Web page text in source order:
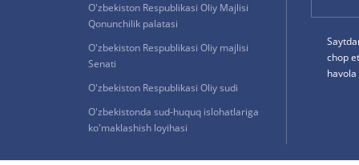
O'zbekiston Respublikasi Oliy Majlisi
Qonunchilik palatasi
O'zbekiston Respublikasi Oliy majlisi
Senati
O'zbekiston Respublikasi Oliy sudi
O'zbekistonda sud-huquq islohatlariga
ko'maklashish loyihasi
chop